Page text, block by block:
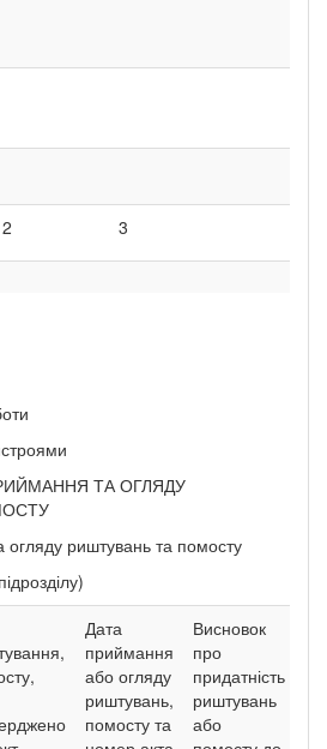
2 3
ТА ОГЛЯДУ
риштувань та помосту
Дата
приймання
або огляду
риштувань,
помосту та
Висновок
про
придатність
риштувань
або